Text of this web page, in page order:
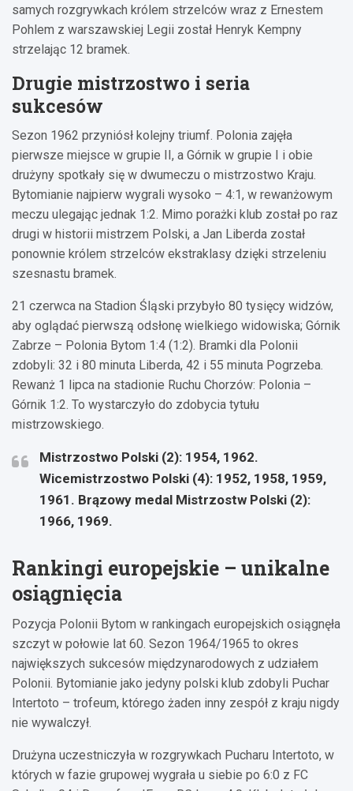
samych rozgrywkach królem strzelców wraz z Ernestem
Pohlem z warszawskiej Legii został Henryk Kempny
strzelając 12 bramek.
Drugie mistrzostwo i seria
sukcesów
Sezon 1962 przyniósł kolejny triumf. Polonia zajęła
pierwsze miejsce w grupie II, a Górnik w grupie I i obie
drużyny spotkały się w dwumeczu o mistrzostwo Kraju.
Bytomianie najpierw wygrali wysoko – 4:1, w rewanżowym
meczu ulegając jednak 1:2. Mimo porażki klub został po raz
drugi w historii mistrzem Polski, a Jan Liberda został
ponownie królem strzelców ekstraklasy dzięki strzeleniu
szesnastu bramek.
21 czerwca na Stadion Śląski przybyło 80 tysięcy widzów,
aby oglądać pierwszą odsłonę wielkiego widowiska; Górnik
Zabrze – Polonia Bytom 1:4 (1:2). Bramki dla Polonii
zdobyli: 32 i 80 minuta Liberda, 42 i 55 minuta Pogrzeba.
Rewanż 1 lipca na stadionie Ruchu Chorzów: Polonia –
Górnik 1:2. To wystarczyło do zdobycia tytułu
mistrzowskiego.
Mistrzostwo Polski (2): 1954, 1962.
Wicemistrzostwo Polski (4): 1952, 1958, 1959,
1961. Brązowy medal Mistrzostw Polski (2):
1966, 1969.
Rankingi europejskie – unikalne
osiągnięcia
Pozycja Polonii Bytom w rankingach europejskich osiągnęła
szczyt w połowie lat 60. Sezon 1964/1965 to okres
największych sukcesów międzynarodowych z udziałem
Polonii. Bytomianie jako jedyny polski klub zdobyli Puchar
Intertoto – trofeum, którego żaden inny zespół z kraju nigdy
nie wywalczył.
Drużyna uczestniczyła w rozgrywkach Pucharu Intertoto, w
których w fazie grupowej wygrała u siebie po 6:0 z FC